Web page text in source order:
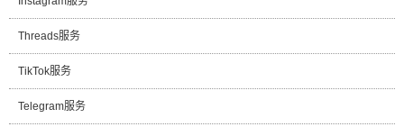
Threads服务
TikTok服务
Telegram服务